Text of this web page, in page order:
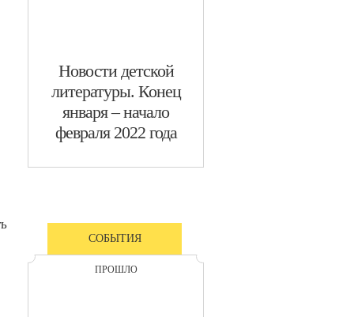
​Новости детской
литературы. Конец
января – начало
февраля 2022 года
СОБЫТИЯ
ПРОШЛО